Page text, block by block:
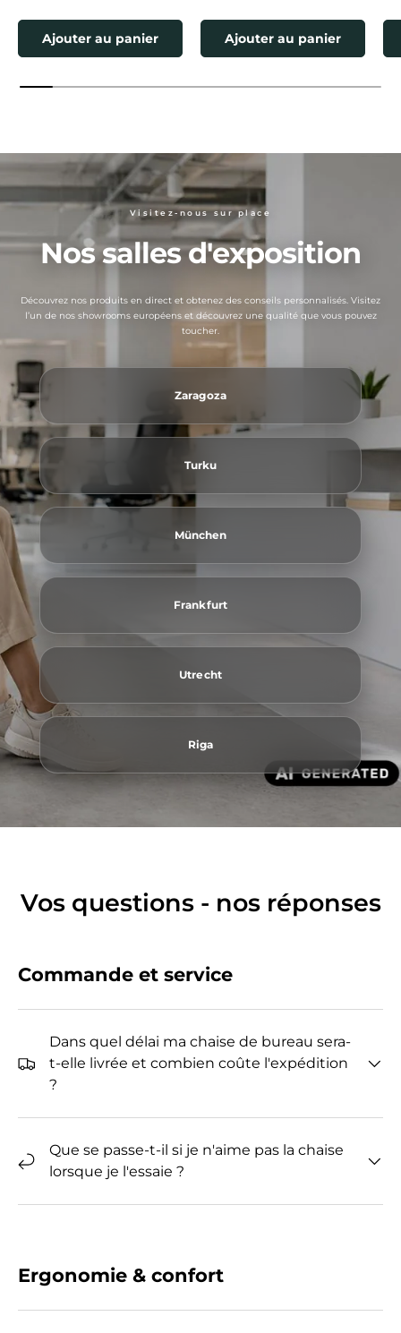
Ajouter au panier Ajouter au panier
Visitez-nous sur place
Nos salles d'exposition
Découvrez nos produits en direct et obtenez des conseils personnalisés. Visitez
l’un de nos showrooms européens et découvrez une qualité que vous pouvez
toucher.
Zaragoza
Turku
München
Frankfurt
Utrecht
Riga
Vos questions - nos réponses
Commande et service
Dans quel délai ma chaise de bureau sera-
t-elle livrée et combien coûte l'expédition
?
Que se passe-t-il si je n'aime pas la chaise
lorsque je l'essaie ?
Ergonomie & confort